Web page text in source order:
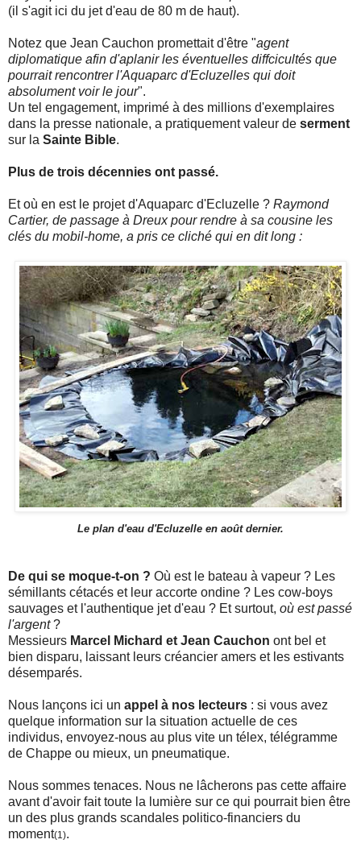
(il s'agit ici du jet d'eau de 80 m de haut).
Notez que Jean Cauchon promettait d'être "agent
diplomatique afin d'aplanir les éventuelles diffcicultés que
pourrait rencontrer l'Aquaparc d'Ecluzelles qui doit
absolument voir le jour".
Un tel engagement, imprimé à des millions d'exemplaires
dans la presse nationale, a pratiquement valeur de serment
sur la Sainte Bible.
Plus de trois décennies ont passé.
Et où en est le projet d'Aquaparc d'Ecluzelle ? Raymond
Cartier, de passage à Dreux pour rendre à sa cousine les
clés du mobil-home, a pris ce cliché qui en dit long :
Le plan d'eau d'Ecluzelle en août dernier.
De qui se moque-t-on ? Où est le bateau à vapeur ? Les
sémillants cétacés et leur accorte ondine ? Les cow-boys
sauvages et l'authentique jet d'eau ? Et surtout, où est passé
l'argent?
Messieurs Marcel Michard et Jean Cauchon ont bel et
bien disparu, laissant leurs créancier amers et les estivants
désemparés.
Nous lançons ici un appel à nos lecteurs : si vous avez
quelque information sur la situation actuelle de ces
individus, envoyez-nous au plus vite un télex, télégramme
de Chappe ou mieux, un pneumatique.
Nous sommes tenaces. Nous ne lâcherons pas cette affaire
avant d'avoir fait toute la lumière sur ce qui pourrait bien être
un des plus grands scandales politico-financiers du
moment(1).